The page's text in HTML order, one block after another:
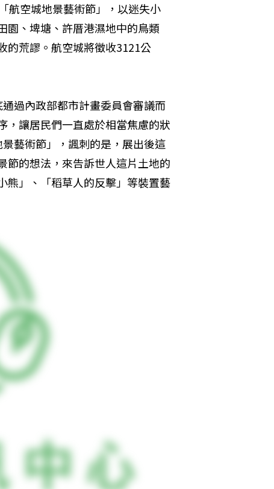
航空城地景藝術節」，以迷失小
園、埤塘、許厝港濕地中的鳥類
的荒謬。航空城將徵收3121公
過內政部都市計畫委員會審議而
，讓居民們一直處於相當焦慮的狀
藝術節」，諷刺的是，展出後這
節的想法，來告訴世人這片土地的
熊」、「稻草人的反擊」等裝置藝